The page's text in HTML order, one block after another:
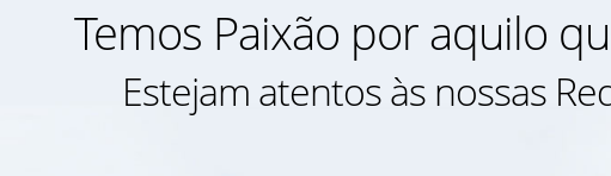
Temos Paixão por aquilo
Estejam atentos às nossas